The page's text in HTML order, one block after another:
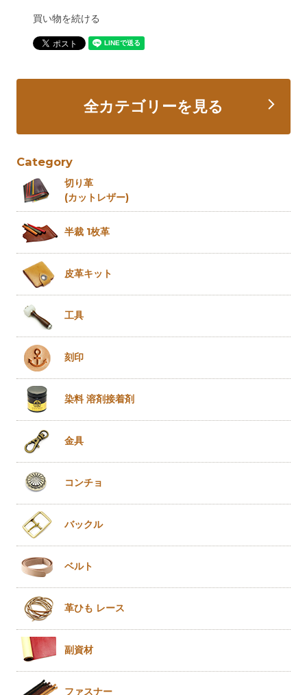
買い物を続ける
全カテゴリーを見る
Category
切り革
(カットレザー)
半裁 1枚革
皮革キット
工具
刻印
染料 溶剤接着剤
金具
コンチョ
バックル
ベルト
革ひも レース
副資材
ファスナー